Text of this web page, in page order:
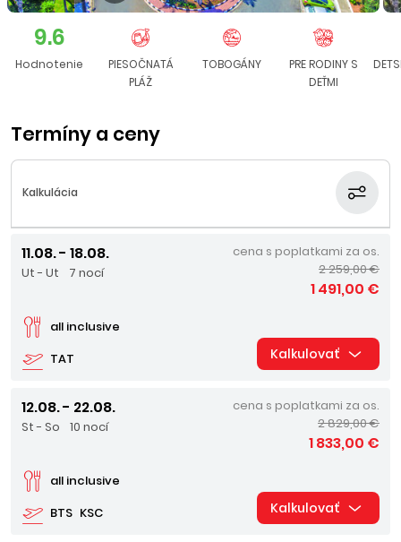
9.6
Hodnotenie
PIESOČNATÁ
PLÁŽ
TOBOGÁNY
PRE RODINY S
DEŤMI
Termíny a ceny
Kalkulácia
11.08. - 18.08.
Ut - Ut 7 nocí
TAT
all inclusive
cena s poplatkami za os.
2 259,00 €
1 491,00 €
Kalkulovať
12.08. - 22.08.
St - So 10 nocí
BTS KSC
all inclusive
cena s poplatkami za os.
2 829,00 €
1 833,00 €
Kalkulovať